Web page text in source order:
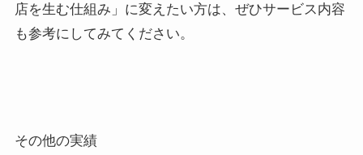
店を生む仕組み」に変えたい方は、ぜひサービス内容
も参考にしてみてください。
その他の実績